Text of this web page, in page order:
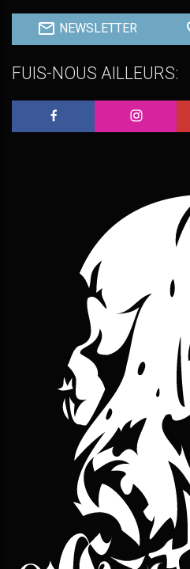
NEWSLETTER
FUIS-NOUS AILLEURS:
L'Embobineuse sur